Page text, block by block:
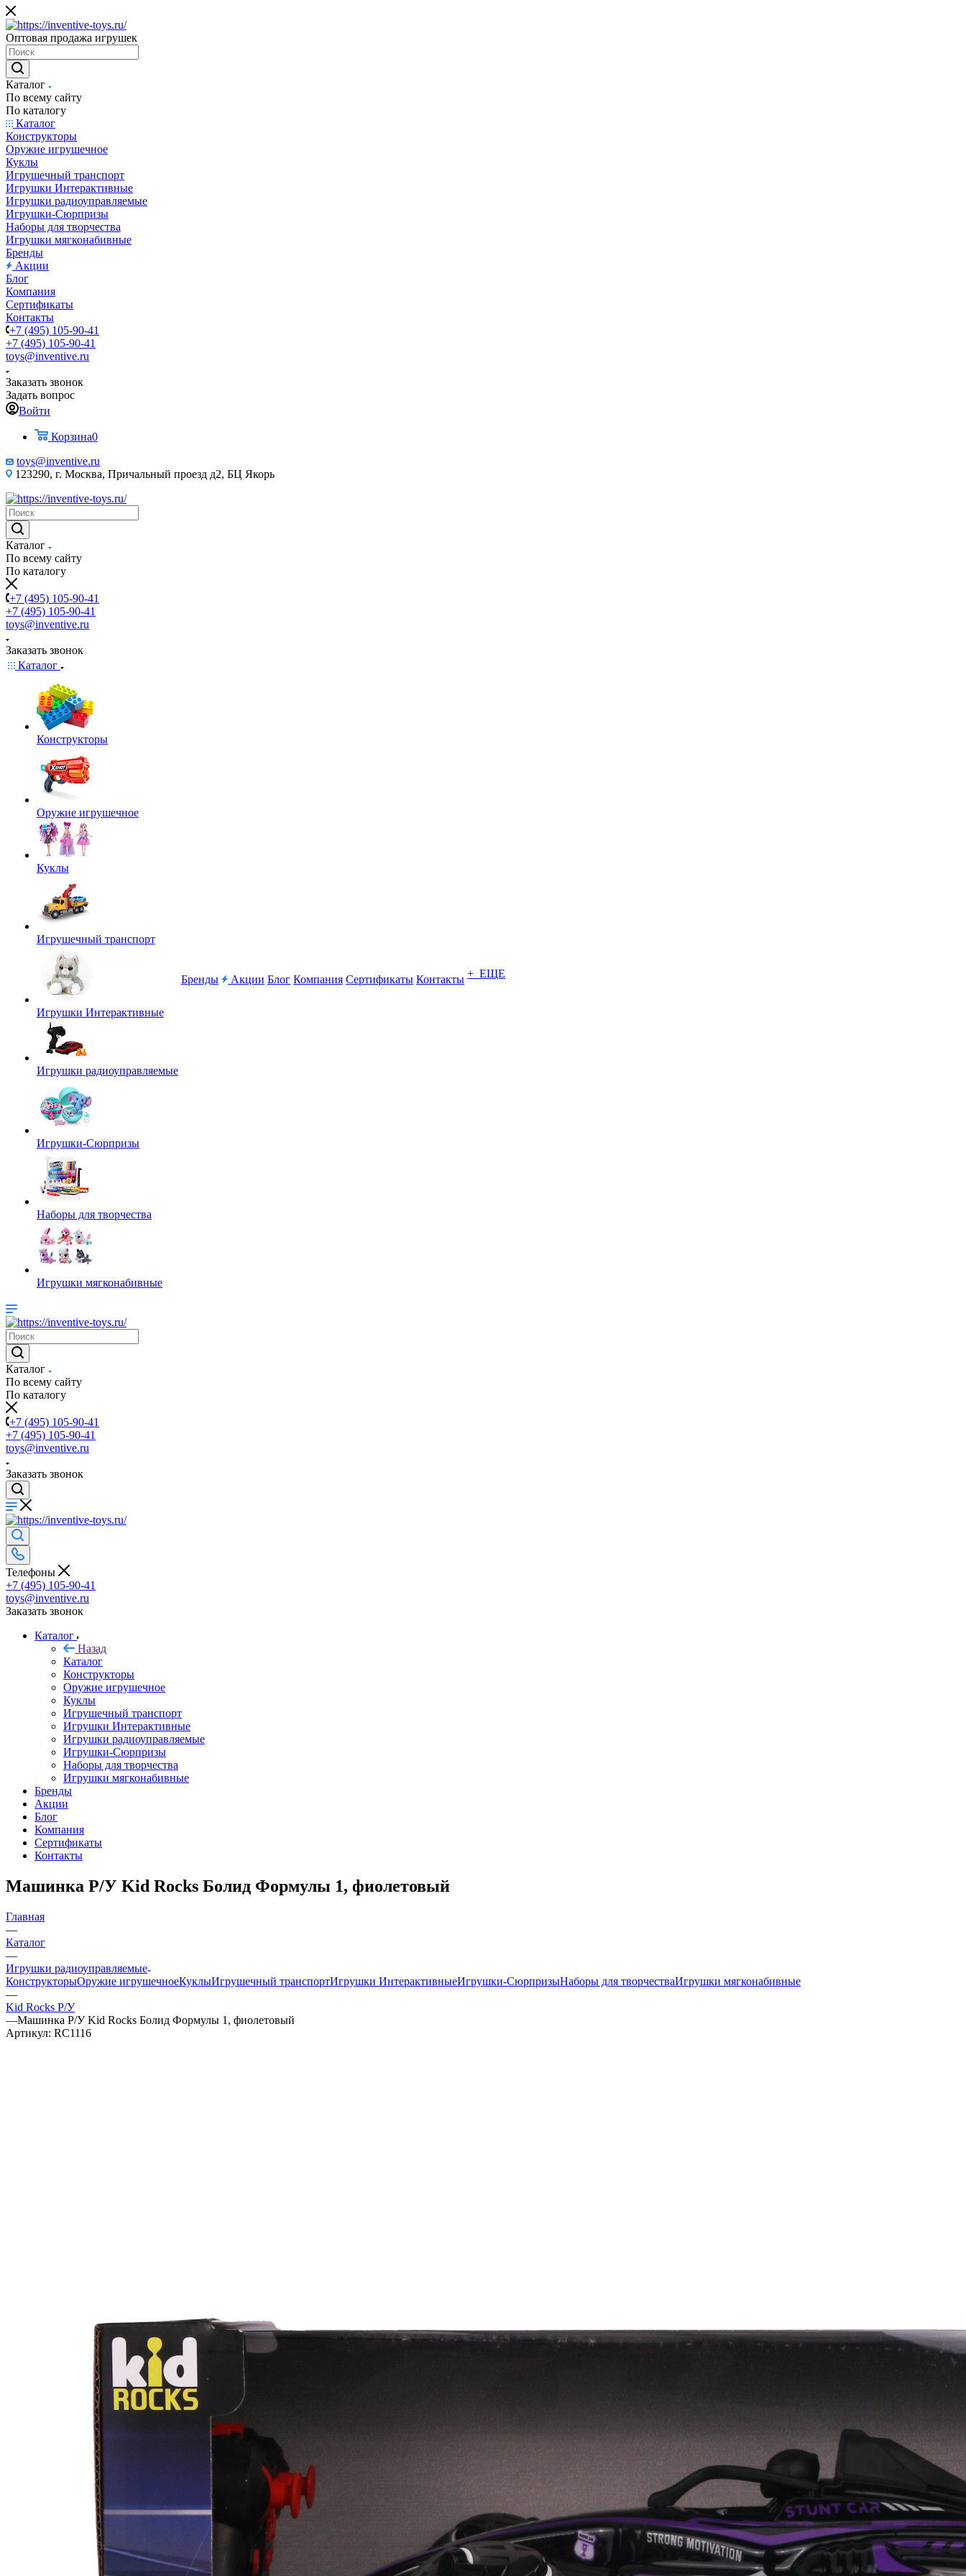
Оптовая продажа игрушек
Каталог
По всему сайту
По каталогу
Каталог
Конструкторы
Оружие игрушечное
Куклы
Игрушечный транспорт
Игрушки Интерактивные
Игрушки радиоуправляемые
Игрушки-Сюрпризы
Наборы для творчества
Игрушки мягконабивные
Бренды
Акции
Блог
Компания
Сертификаты
Контакты
+7 (495) 105-90-41
+7 (495) 105-90-41
toys@inventive.ru
Заказать звонок
Задать вопрос
Войти
Корзина0
toys@inventive.ru
123290, г. Москва, Причальный проезд д2, БЦ Якорь
Каталог
По всему сайту
По каталогу
+7 (495) 105-90-41
+7 (495) 105-90-41
toys@inventive.ru
Заказать звонок
Каталог
Конструкторы
Оружие игрушечное
Куклы
Игрушечный транспорт
Игрушки Интерактивные
Игрушки радиоуправляемые
Игрушки-Сюрпризы
Наборы для творчества
Игрушки мягконабивные
Бренды Акции Блог Компания Сертификаты Контакты + ЕЩЕ
Каталог
По всему сайту
По каталогу
+7 (495) 105-90-41
+7 (495) 105-90-41
toys@inventive.ru
Заказать звонок
Телефоны
+7 (495) 105-90-41
toys@inventive.ru
Заказать звонок
Каталог
Назад
Каталог
Конструкторы
Оружие игрушечное
Куклы
Игрушечный транспорт
Игрушки Интерактивные
Игрушки радиоуправляемые
Игрушки-Сюрпризы
Наборы для творчества
Игрушки мягконабивные
Бренды
Акции
Блог
Компания
Сертификаты
Контакты
Машинка Р/У Kid Rocks Болид Формулы 1, фиолетовый
Главная
—
Каталог
—
Игрушки радиоуправляемые
КонструкторыОружие игрушечноеКуклыИгрушечный транспортИгрушки ИнтерактивныеИгрушки-СюрпризыНаборы для творчестваИгрушки мягконабивные
—
Kid Rocks Р/У
—Машинка Р/У Kid Rocks Болид Формулы 1, фиолетовый
Артикул: RC1116